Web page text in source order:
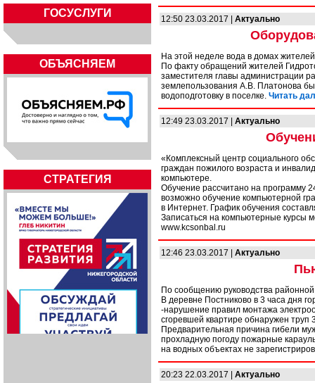
ГОСУСЛУГИ
ОБЪЯСНЯЕМ
СТРАТЕГИЯ
12:50 23.03.2017 | Актуально
На этой неделе вода в домах
По факту обращений жителей
заместителя главы администрации
землепользования А.В. Платонова
водоподготовку в поселке. Читать
12:49 23.03.2017 | Актуально
«Комплексный центр социального
граждан пожилого возраста и
компьютере.
Обучение рассчитано на программу
возможно обучение компьютерной
в Интернет. График обучения
Записаться на компьютерные курсы
www.kcsonbal.ru
12:46 23.03.2017 | Актуально
По сообщению руководства
В деревне Постниково в 3 часа дня
-нарушение правил монтажа
сгоревшей квартире обнаружен
Предварительная причина гибели
прохладную погоду пожарные
на водных объектах не
20:23 22.03.2017 | Актуально